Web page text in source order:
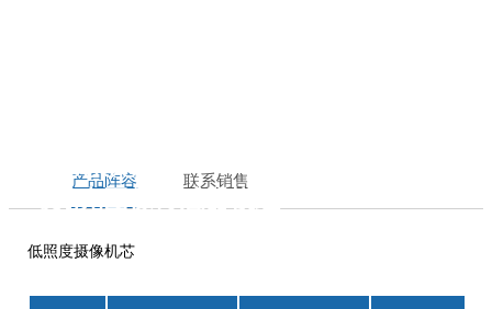
PRODUCTS
可见光图像传感器模组
产品阵容 联系销售
低照度摄像机芯